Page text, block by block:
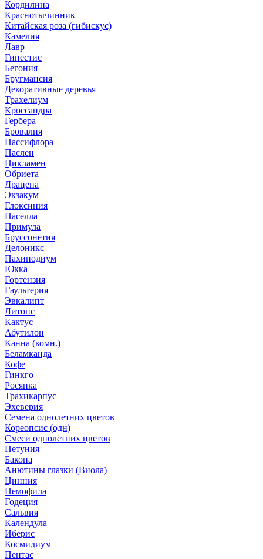
Кордилина
Краснотычинник
Китайская роза (гибискус)
Камелия
Лавр
Гипестис
Бегония
Бругмансия
Декоративные деревья
Трахелиум
Кроссандра
Гербера
Бровалия
Пассифлора
Паслен
Цикламен
Обриета
Драцена
Экзакум
Глоксиния
Населла
Примула
Бруссонетия
Делоникс
Пахиподиум
Юкка
Гортензия
Гаультерия
Эвкалипт
Литопс
Кактус
Абутилон
Канна (комн.)
Беламканда
Кофе
Гинкго
Росянка
Трахикарпус
Эхеверия
Семена однолетних цветов
Кореопсис (одн)
Смеси однолетних цветов
Петуния
Бакопа
Анютины глазки (Виола)
Цинния
Немофила
Годеция
Сальвия
Календула
Иберис
Космидиум
Пентас